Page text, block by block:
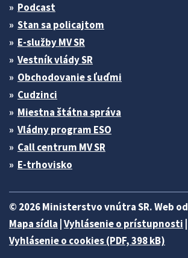
Podcast
Stan sa policajtom
E-služby MV SR
Vestník vlády SR
Obchodovanie s ľuďmi
Cudzinci
Miestna štátna správa
Vládny program ESO
Call centrum MV SR
E-trhovisko
© 2026 Ministerstvo vnútra SR. Web od
Mapa sídla Vyhlásenie o prístupnosti
Vyhlásenie o cookies (PDF, 398 kB)